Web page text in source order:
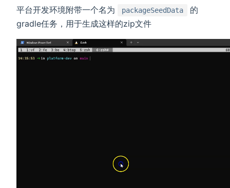
平台开发环境附带一个名为 packageSeedData
的
gradle任务，用于生成这样的zip文件